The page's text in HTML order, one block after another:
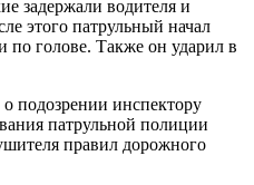
задержали водителя и
этого патрульный начал
голове. Также он ударил в
подозрении инспектору
патрульной полиции
правил дорожного